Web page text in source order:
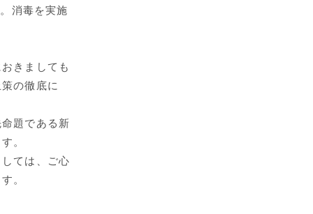
消毒を実施
きましても
の徹底に
題である新
。
ては、ご心
。